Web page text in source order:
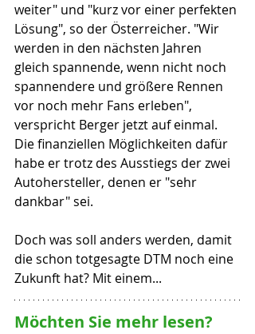
weiter" und "kurz vor einer perfekten
Lösung", so der Österreicher. "Wir
werden in den nächsten Jahren
gleich spannende, wenn nicht noch
spannendere und größere Rennen
vor noch mehr Fans erleben",
verspricht Berger jetzt auf einmal.
Die finanziellen Möglichkeiten dafür
habe er trotz des Ausstiegs der zwei
Autohersteller, denen er "sehr
dankbar" sei.
Doch was soll anders werden, damit
die schon totgesagte DTM noch eine
Zukunft hat? Mit einem...
Möchten Sie mehr lesen?